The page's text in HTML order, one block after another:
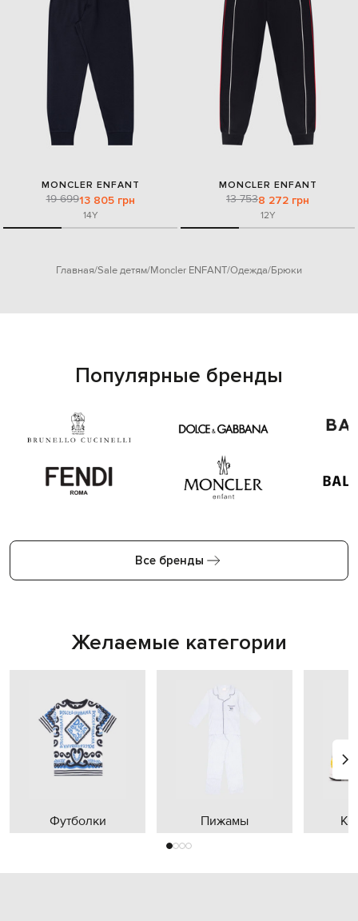
MONCLER ENFANT
19 69913 805 грн
14Y
MONCLER ENFANT
13 7538 272 грн
12Y
Главная Sale детям Moncler ENFANT Одежда Брюки
Популярные бренды
Все бренды
Желаемые категории
Футболки Пижамы